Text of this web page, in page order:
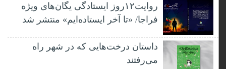
روایت۱۲روز ایستادگی یگان‌های ویژه
فراجا/ «تا آخر ایستاده‌ایم» منتشر شد
داستان درخت‌هایی که در شهر راه
می‌رفتند